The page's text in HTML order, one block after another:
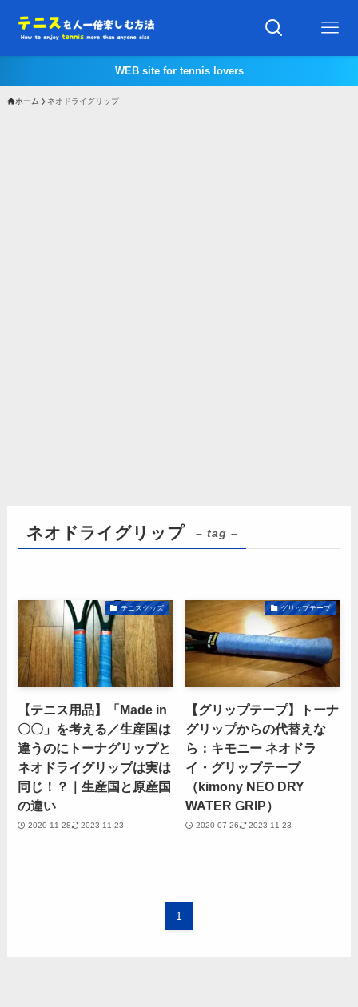
WEB site for tennis lovers
ホーム ネオドライグリップ
ネオドライグリップ – tag –
テニスグッズ
【テニス用品】「Made in
〇〇」を考える／生産国は
違うのにトーナグリップと
ネオドライグリップは実は
同じ！？｜生産国と原産国
の違い
2020-11-28 2023-11-23
グリップテープ
【グリップテープ】トーナ
グリップからの代替えな
ら：キモニー ネオドラ
イ・グリップテープ
（kimony NEO DRY
WATER GRIP）
2020-07-26 2023-11-23
1